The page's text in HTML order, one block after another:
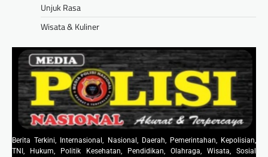
Unjuk Rasa
Wisata & Kuliner
Berita Terkini, Internasional, Nasional, Daerah, Pemerintahan, Kepolisian,
TNI, Hukum, Politik Kesehatan, Pendidikan, Olahraga, Wisata, Sosial